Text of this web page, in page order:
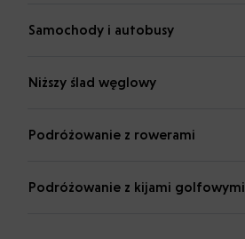
Samochody i autobusy
Niższy ślad węglowy
Podróżowanie z rowerami
Podróżowanie z kijami golfowymi